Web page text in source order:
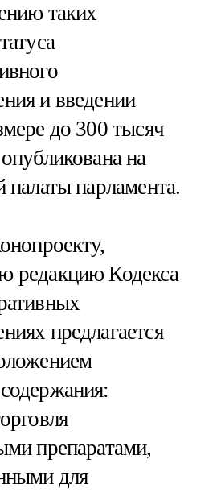
таких
и введении
до 300 тысяч
на
палаты парламента.
редакцию Кодекса
предлагается
препаратами,
для